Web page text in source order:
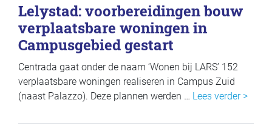
Lelystad: voorbereidingen bouw
verplaatsbare woningen in
Campusgebied gestart
Centrada gaat onder de naam ‘Wonen bij LARS’ 152
verplaatsbare woningen realiseren in Campus Zuid
(naast Palazzo). Deze plannen werden … Lees verder >